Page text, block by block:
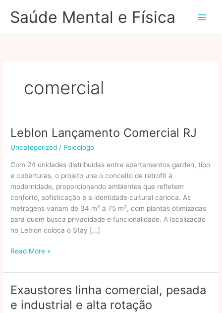
paraSaúde Mental e Física
comercial
Leblon Lançamento Comercial RJ
Uncategorized / Psicologo
Com 24 unidades distribuídas entre apartamentos garden, tipo
e coberturas, o projeto une o conceito de retrofit à
modernidade, proporcionando ambientes que refletem
conforto, sofisticação e a identidade cultural carioca. As
metragens variam de 34 m² a 75 m², com plantas otimizadas
para quem busca privacidade e funcionalidade. A localização
no Leblon coloca o Stay […]
Leblon
Comercial
RJ
Read More »
Exaustores linha comercial, pesada
e industrial e alta rotação